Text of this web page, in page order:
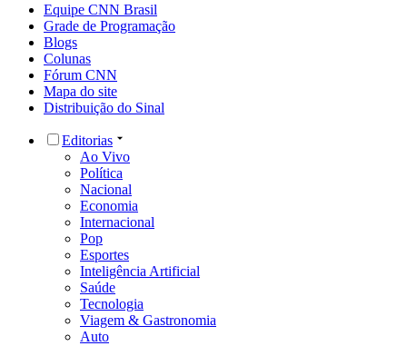
Equipe CNN Brasil
Grade de Programação
Blogs
Colunas
Fórum CNN
Mapa do site
Distribuição do Sinal
Editorias
Ao Vivo
Política
Nacional
Economia
Internacional
Pop
Esportes
Inteligência Artificial
Saúde
Tecnologia
Viagem & Gastronomia
Auto